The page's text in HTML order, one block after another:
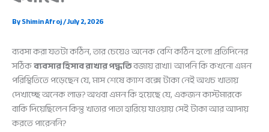
ByShimin Afroj/July 2, 2026
ব্যবসা করা যতটা কঠিন, তার চেয়েও অনেক বেশি কঠিন হলো প্রতিদিনের
সঠিকব্যবসার হিসাব রাখার পদ্ধতিবজায় রাখা। আপনি কি কখনো এমন
পরিস্থিতিতে পড়েছেন যে, মাস শেষে ক্যাশ বক্সে টাকা নেই অথচ খাতায়
দেখাচ্ছে অনেক লাভ? অথবা এমন কি হয়েছে যে, একজন কাস্টমারকে
বাকি দিয়েছিলেন কিন্তু খাতার পাতা হারিয়ে যাওয়ায় সেই টাকা আর আদায়
করতে পারেননি?